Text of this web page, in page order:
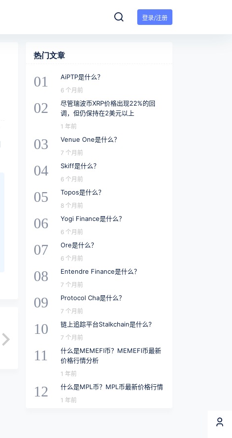
登录/注册
热门文章
01 AiPTP是什么？
6 个月前
02
尽管瑞波币XRP价格出现22%的回
调，但仍保持在2美元以上
1 年前
03 Venue One是什么？
7 个月前
04 Skiff是什么？
6 个月前
05 Topos是什么？
8 个月前
06 Yogi Finance是什么？
6 个月前
07 Ore是什么？
6 个月前
08 Entendre Finance是什么？
7 个月前
09 Protocol Cha是什么？
7 个月前
10 链上追踪平台Stalkchain是什么?
7 个月前
11
什么是MEMEFI币？MEMEFI币最新
价格行情分析
1 年前
12 什么是MPL币？MPL币最新价格行情
1 年前